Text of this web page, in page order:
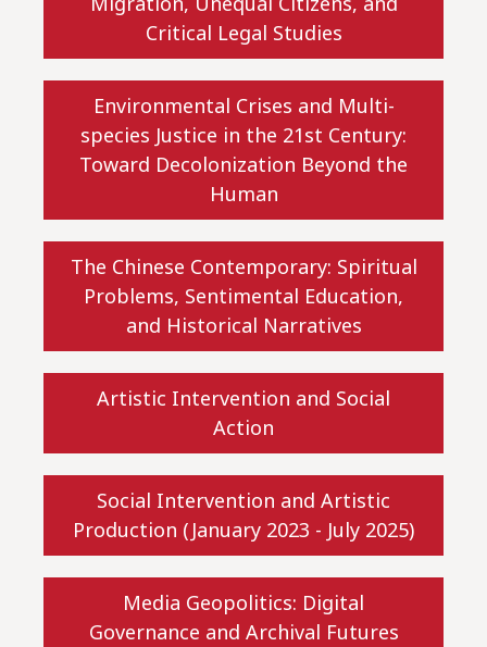
Critical Legal Studies
Environmental Crises and Multi-
species Justice in the 21st Century:
Toward Decolonization Beyond the
Human
The Chinese Contemporary: Spiritual
Problems, Sentimental Education,
and Historical Narratives
Artistic Intervention and Social
Action
Social Intervention and Artistic
Production (January 2023 - July 2025)
Media Geopolitics: Digital
Governance and Archival Futures